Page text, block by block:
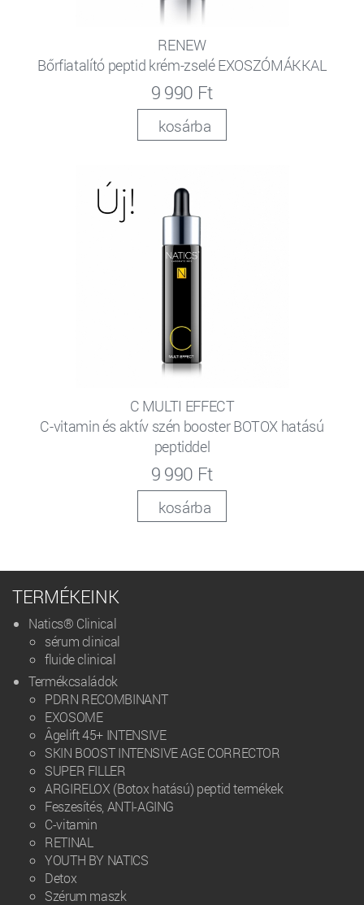
RENEW
Bőrfiatalító peptid krém-zselé EXOSZÓMÁKKAL
9 990 Ft
kosárba
C MULTI EFFECT
C-vitamin és aktív szén booster BOTOX hatású
peptiddel
9 990 Ft
kosárba
TERMÉKEINK
Natics® Clinical
sérum clinical
fluide clinical
Termékcsaládok
PDRN RECOMBINANT
EXOSOME
Âgelift 45+ INTENSIVE
SKIN BOOST INTENSIVE AGE CORRECTOR
SUPER FILLER
ARGIRELOX (Botox hatású) peptid termékek
Feszesítés, ANTI-AGING
C-vitamin
RETINAL
YOUTH BY NATICS
Detox
Szérum maszk